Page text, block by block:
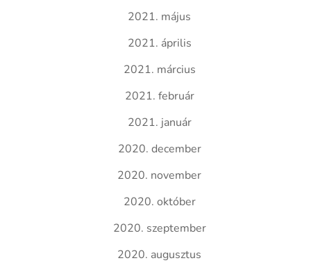
2021. május
2021. április
2021. március
2021. február
2021. január
2020. december
2020. november
2020. október
2020. szeptember
2020. augusztus